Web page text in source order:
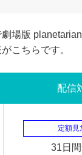
場版
こちらです。
配信
定額見
31日